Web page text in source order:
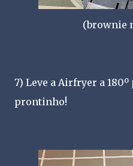
(brownie
7) Leve a Airfryer a
prontinho!